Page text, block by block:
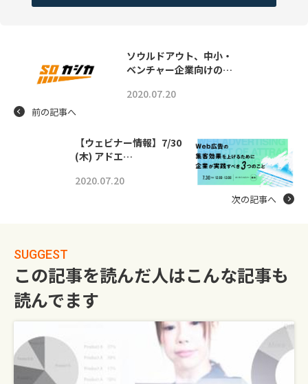
ソウルドアウト、中小・
ベンチャー企業向けの…
2020.07.20
前の記事へ
【ウェビナー情報】7/30
(木) アドエ…
2020.07.20
次の記事へ
SUGGEST
この記事を読んだ人はこんな記事も
読んでます